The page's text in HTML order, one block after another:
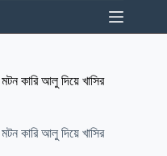
কারি আলু দিয়ে খাসির
কারি আলু দিয়ে খাসির